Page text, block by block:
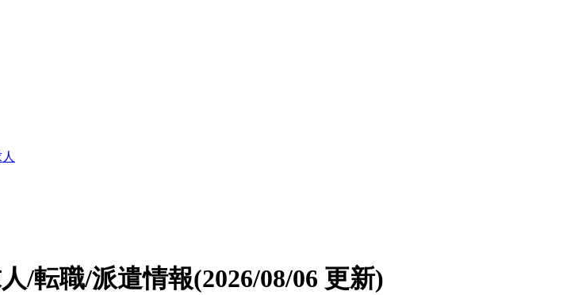
/転職/派遣情報(2026/08/06 更新)